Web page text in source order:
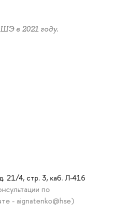
в 2021 году.
21/4, стр. 3, каб. Л-416
по
- aignatenko@hse)